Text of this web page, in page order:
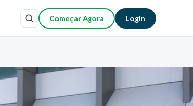
Começar Agora Login